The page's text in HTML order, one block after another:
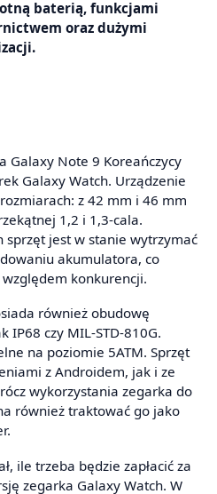
baterią, funkcjami
oraz dużymi
Galaxy Note 9 Koreańczycy
Galaxy Watch. Urządzenie
z 42 mm i 46 mm
1,2 i 1,3-cala.
sprzęt jest w stanie wytrzymać
akumulatora, co
konkurencji.
również obudowę
IP68 czy MIL-STD-810G.
na poziomie 5ATM. Sprzęt
z Androidem, jak i ze
wykorzystania zegarka do
również traktować go jako
ile trzeba będzie zapłacić za
zegarka Galaxy Watch. W